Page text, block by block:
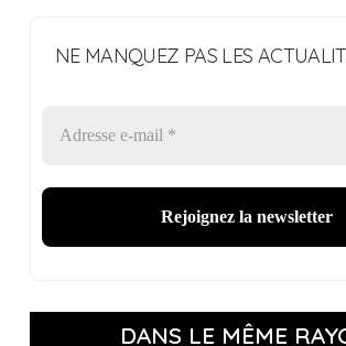
NE MANQUEZ PAS LES
DANS LE MÊME